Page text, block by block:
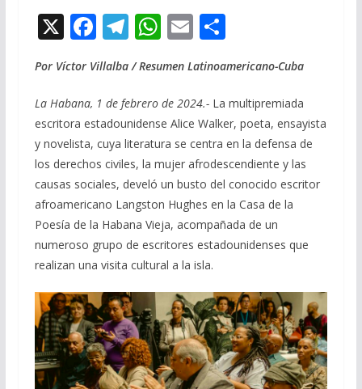
X F
ac
e
b
o
o
k
T
e
gr
a
m
W
at
s
A
p
p
E
m
ai
l
C
m
p
ar
ti
r
Por Víctor Villalba / Resumen Latinoamericano-Cuba
La Habana, 1 de febrero de 2024.-La multipremiada
escritora estadounidense Alice Walker, poeta, ensayista
y novelista, cuya literatura se centra en la defensa de
los derechos civiles, la mujer afrodescendiente y las
causas sociales, develó un busto del conocido escritor
afroamericano Langston Hughes en la Casa de la
Poesía de la Habana Vieja, acompañada de un
numeroso grupo de escritores estadounidenses que
realizan una visita cultural a la isla.